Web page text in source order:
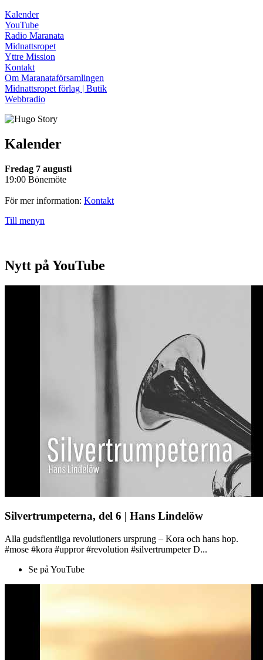
Kalender
YouTube
Radio Maranata
Midnattsropet
Yttre Mission
Kontakt
Om Maranataförsamlingen
Midnattsropet förlag | Butik
Webbradio
Kalender
Fredag 7 augusti
19:00 Bönemöte
För mer information: Kontakt
Till menyn
Nytt på YouTube
Silvertrumpeterna, del 6 | Hans Lindelöw
Alla gudsfientliga revolutioners ursprung – Kora och hans hop.
#mose #kora #uppror #revolution #silvertrumpeter D...
Se på YouTube